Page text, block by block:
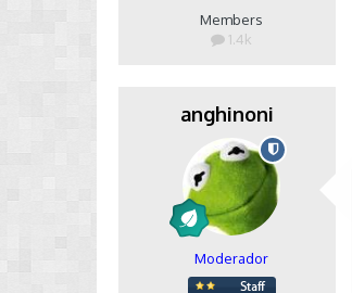
Members
1.4k
anghinoni
Moderador